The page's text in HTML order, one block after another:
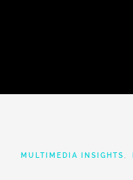
MULTIMEDIA INSIGHTS,